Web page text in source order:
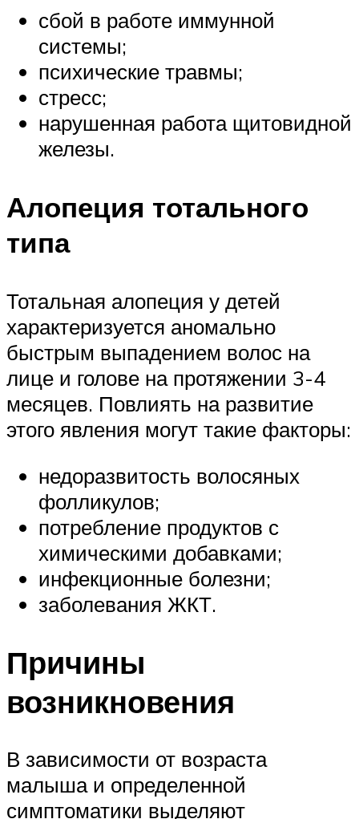
сбой в работе иммунной
системы;
психические травмы;
стресс;
нарушенная работа щитовидной
железы.
Алопеция тотального
типа
Тотальная алопеция у детей
характеризуется аномально
быстрым выпадением волос на
лице и голове на протяжении 3-4
месяцев. Повлиять на развитие
этого явления могут такие факторы:
недоразвитость волосяных
фолликулов;
потребление продуктов с
химическими добавками;
инфекционные болезни;
заболевания ЖКТ.
Причины
возникновения
В зависимости от возраста
малыша и определенной
симптоматики выделяют